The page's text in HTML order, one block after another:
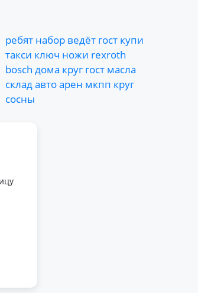
ребят набор ведёт гост купи
такси ключ ножи rexroth
bosch дома круг гост масла
складавтоарен мкпп круг
сосны